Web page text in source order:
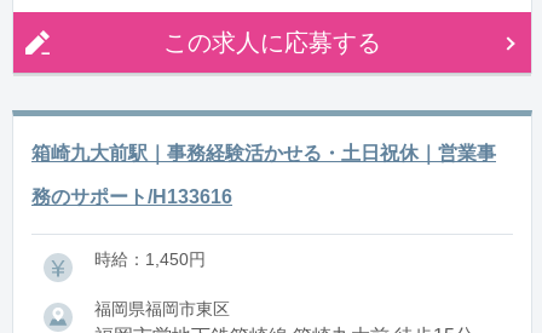
この求人に応募する
箱崎九大前駅｜事務経験活かせる・土日祝休｜営業事
務のサポート/H133616
時給：1,450円
福岡県福岡市東区